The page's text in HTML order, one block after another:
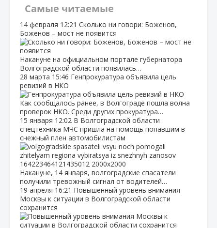
Самые читаемые
14 февраля 12:21 Сколько ни говори: Боженов,
Боженов – мост не появится
Накануне на официальном портале губернатора
Волгоградской области появилась…
28 марта 15:46 Генпрокуратура объявила цель
ревизий в НКО
Как сообщалось ранее, в Волгограде пошла волна
проверок НКО. Среди других прокуратура…
15 января 12:02 В Волгоградской области
спецтехника МЧС пришла на помощь попавшим в
снежный плен автомобилистам
Накануне, 14 января, волгоградские спасатели
получили тревожный сигнал от водителей…
19 апреля 16:21 Повышенный уровень внимания
Москвы к ситуации в Волгоградской области
сохранится